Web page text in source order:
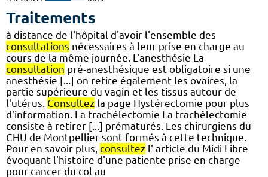
Traitements
à distance de l'hôpital d'avoir l'ensemble des
consultations nécessaires à leur prise en charge au
cours de la même journée. L'anesthésie La
consultation pré-anesthésique est obligatoire si une
anesthésie [...] on retire également les ovaires, la
partie supérieure du vagin et les tissus autour de
l'utérus. Consultez la page Hystérectomie pour plus
d'information. La trachélectomie La trachélectomie
consiste à retirer [...] prématurés. Les chirurgiens du
CHU de Montpellier sont formés à cette technique.
Pour en savoir plus, consultez l' article du Midi Libre
évoquant l'histoire d'une patiente prise en charge
pour cancer du col au